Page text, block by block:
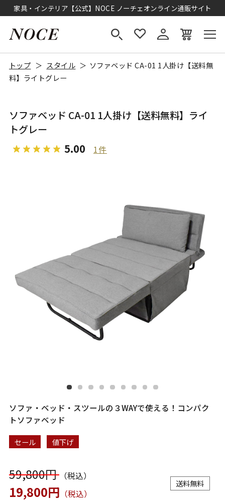
家具・インテリア【公式】NOCE ノーチェオンライン通販サイト
トップ スタイル
ソファベッド CA-01 1人掛け【送料無
料】ライトグレー
ソファベッド CA-01 1人掛け【送料無料】ライ
トグレー
5.00 1件
ソファ・ベッド・スツールの３WAYで使える！コンパク
トソファベッド
セール 値下げ
59,800円（税込）
19,800円 （税込）
送料無料